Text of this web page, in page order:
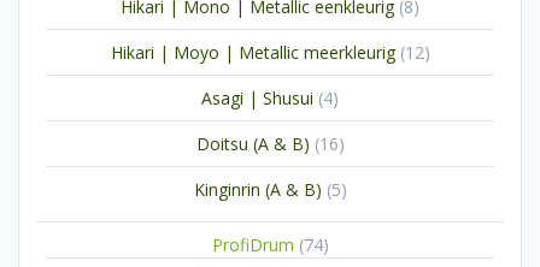
Hikari | Mono | Metallic eenkleurig 88
producten
Hikari | Moyo | Metallic meerkleurig 1212
producten
Asagi | Shusui 44
producten
Doitsu (A & B) 1616
producten
Kinginrin (A & B) 55
ProfiDrum 7474